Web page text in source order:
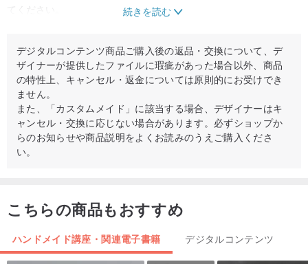
てください。
+++ このわかりやすいパターンには、詳細な手順と進行状況の図が
記載された 1 つの PDF ファイルが含まれています。
+++ PDF形式の記述パターンは18ページで構成されています。
+++ このパターンにはかぎ針編みのレッスンは含まれていません。
基本的なかぎ針編みのスキルをすでに持っているはずです。
+++ スキルレベル – 中級
_____________
ファイルのダウンロード後のデジタル購入のキャンセル/返金はでき
ません。
続きを読む
デジタルコンテンツ商品ご購入後の返品・交換について、デ
ザイナーが提供したファイルに瑕疵があった場合以外、商品
の特性上、キャンセル・返金については原則的にお受けでき
ません。
また、「カスタムメイド」に該当する場合、デザイナーはキ
ャンセル・交換に応じない場合があります。必ずショップか
らのお知らせや商品説明をよくお読みのうえご購入くださ
い。
こちらの商品もおすすめ
ハンドメイド講座・関連電子書籍 デジタルコンテンツ